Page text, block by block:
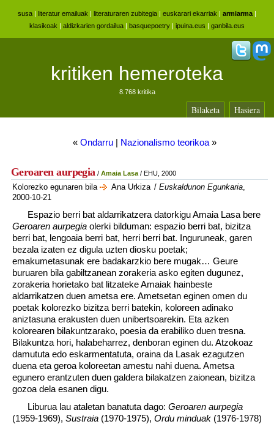
susa | literatur emailuak | literaturaren zubitegia | euskarari ekarriak | armiarma |
klasikoak | aldizkarien gordailua | basquepoetry | ipuina.eus | ganbila.eus
kritiken hemeroteka
8.768 kritika
Bilaketa Hasiera
« Ondarru | Nazionalismo teorikoa »
Geroaren aurpegia/ Amaia Lasa/ EHU, 2000
Kolorezko egunaren bila Ana Urkiza / Euskaldunon Egunkaria,
2000-10-21
Espazio berri bat aldarrikatzera datorkigu Amaia Lasa bere
Geroaren aurpegia olerki bilduman: espazio berri bat, bizitza
berri bat, lengoaia berri bat, herri berri bat. Inguruneak, garen
bezala izaten ez digula uzten diosku poetak;
emakumetasunak ere badakarzkio bere mugak… Geure
buruaren bila gabiltzanean zorakeria asko egiten dugunez,
zorakeria horietako bat litzateke Amaiak hainbeste
aldarrikatzen duen ametsa ere. Ametsetan eginen omen du
poetak kolorezko bizitza berri batekin, koloreen adinako
aniztasuna erakusten duen unibertsoarekin. Eta azken
kolorearen bilakuntzarako, poesia da erabiliko duen tresna.
Bilakuntza hori, halabeharrez, denboran eginen du. Atzokoaz
damututa edo eskarmentatuta, oraina da Lasak ezagutzen
duena eta geroa koloreetan amestu nahi duena. Ametsa
egunero erantzuten duen galdera bilakatzen zaionean, bizitza
gozoa dela esanen digu.
Liburua lau ataletan banatuta dago: Geroaren aurpegia
(1959-1969), Sustraia (1970-1975), Ordu minduak (1976-1978)